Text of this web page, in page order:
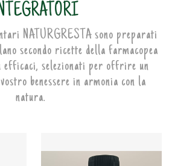
NATURGRESTA sono preparati
secondo ricette della farmacopea
selezionati per offrire un
benessere in armonia con la
natura.